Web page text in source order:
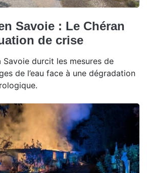
Savoie : Le Chéran
de crise
durcit les mesures de
de l’eau face à une dégradation